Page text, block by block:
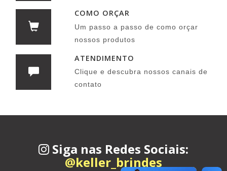
COMO ORÇAR
Um passo a passo de como orçar
nossos produtos
ATENDIMENTO
Clique e descubra nossos canais de
contato
Siga nas Redes Sociais:
@keller_brindes